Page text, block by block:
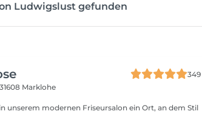
Ludwigslust gefunden
349
31608 Marklohe
modernen Friseursalon ein Ort, an dem Stil